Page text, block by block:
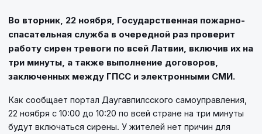
Во вторник, 22 ноября, Государственная пожарно-
спасательная служба в очередной раз проверит
работу сирен тревоги по всей Латвии, включив их на
три минуты, а также выполнение договоров,
заключенных между ГПСС и электронными СМИ.
Как сообщает портал Даугавпилсского самоуправления,
22 ноября с 10:00 до 10:20 по всей стране на три минуты
будут включаться сирены. У жителей нет причин для